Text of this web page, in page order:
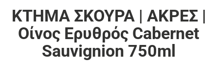
ΚΤΗΜΑ ΣΚΟΥΡΑ | ΑΚΡΕΣ |
Οίνος Ερυθρός Cabernet
Sauvignion 750ml